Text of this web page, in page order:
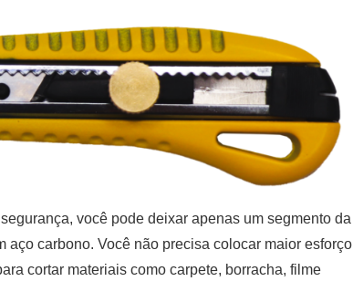
você pode deixar apenas um segmento da
carbono. Você não precisa colocar maior esforço
cortar materiais como carpete, borracha, filme